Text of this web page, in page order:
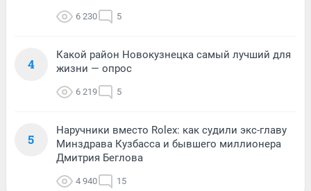
6 230 5
4
Какой район Новокузнецка самый лучший для
жизни — опрос
6 219 5
5
Наручники вместо Rolex: как судили экс-главу
Минздрава Кузбасса и бывшего миллионера
Дмитрия Беглова
4 940 15